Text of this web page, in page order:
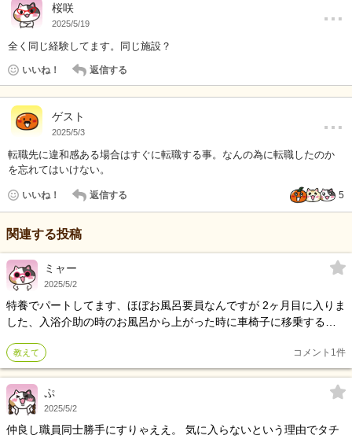
桜咲
2025/5/19 …
全く同じ経験してます。同じ施設？
いいね！ 返信する
ゲスト
2025/5/3 …
転職先に違和感ある場合はすぐに転職する事。なんの為に転職したのか
を忘れてはいけない。
いいね！ 返信する 5
関連する投稿
ミャー
2025/5/2
特養でパートしてます、ほぼお風呂要員なんですが 2ヶ月目に入りま
した、入浴介助の時のお風呂から上がった時に車椅子に移乗するの
り使うと言われてしまうので、自分なりに考えて 長袖でやってみた
り移乗する時だけ袖をのばして少しでも滑らないようにしてるんで
すが やはり慣れなのでしょうか？みなさん全介助のお風呂は どうさ
れてますか？
教えて コメント 1件
ぷ
2025/5/2
仲良し職員同士勝手にすりゃええ。 気に入らないという理由でタチ